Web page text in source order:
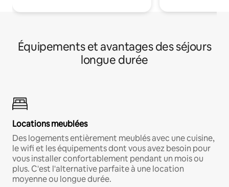
Équipements et avantages des séjours
longue durée
Locations meublées
Des logements entièrement meublés avec une cuisine,
le wifi et les équipements dont vous avez besoin pour
vous installer confortablement pendant un mois ou
plus. C'est l'alternative parfaite à une location
moyenne ou longue durée.